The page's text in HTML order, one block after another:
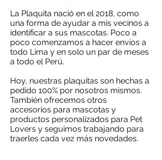
La Plaquita nació en el 2018, como
una forma de ayudar a mis vecinos a
identificar a sus mascotas. Poco a
poco comenzamos a hacer envíos a
todo Lima y en solo un par de meses
a todo el Perú.
Hoy, nuestras plaquitas son hechas a
pedido 100% por nosotros mismos.
También ofrecemos otros
accesorios para mascotas y
productos personalizados para Pet
Lovers y seguimos trabajando para
traerles cada vez más novedades.